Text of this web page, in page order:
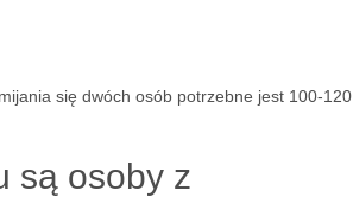
się dwóch osób potrzebne jest 100-120
są osoby z